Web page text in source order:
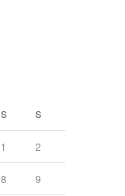
S S
1 2
8 9